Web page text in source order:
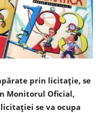
prin licitaţie, se
Monitorul Oficial,
se va ocupa